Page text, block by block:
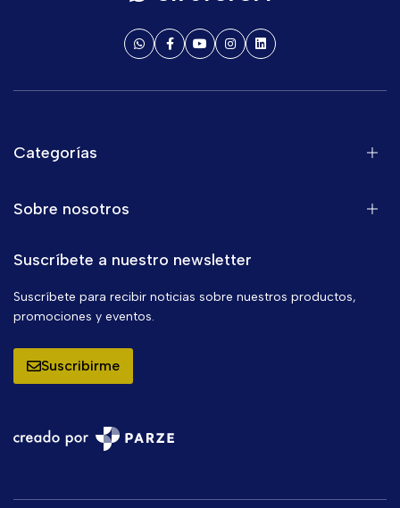
Categorías
Sobre nosotros
Suscríbete a nuestro newsletter
Suscríbete para recibir noticias sobre nuestros productos,
promociones y eventos.
Suscribirme